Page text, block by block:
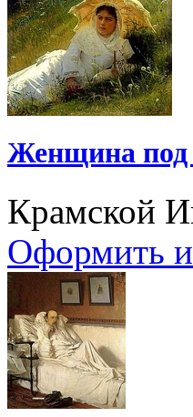
Женщина под
Крамской
Оформить и